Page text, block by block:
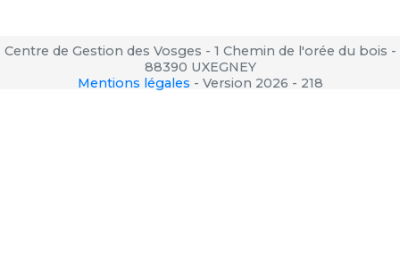
Centre de Gestion des Vosges - 1 Chemin de l'orée du bois -
88390 UXEGNEY
Mentions légales - Version 2026 - 218